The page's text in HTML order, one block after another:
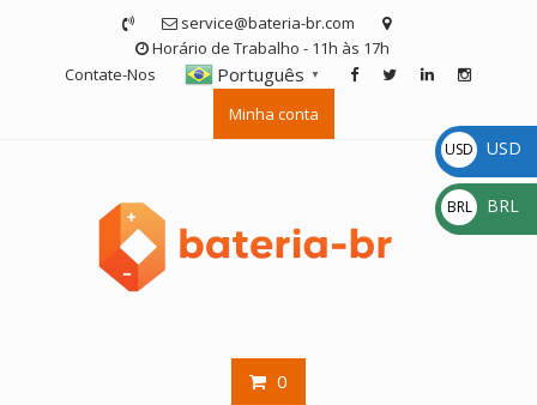
service@bateria-br.com
Horário de Trabalho - 11h às 17h
Contate-Nos
Português ▼
Minha conta
0
USD
$
USD
BRL
R$
BRL